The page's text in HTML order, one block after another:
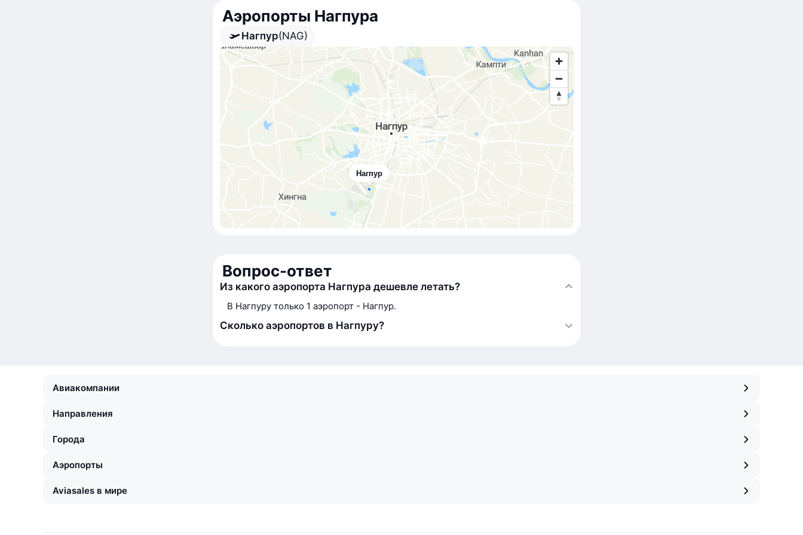
Аэропорты Нагпура
Нагпур(NAG)
Нагпур
Вопрос-ответ
Из какого аэропорта Нагпура дешевле летать?
В Нагпуру только 1 аэропорт - Нагпур.
Сколько аэропортов в Нагпуру?
Авиакомпании
Направления
Города
Аэропорты
Aviasales в мире